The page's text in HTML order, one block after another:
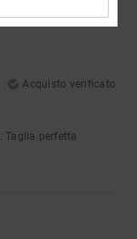
Acquisto verificato
: Taglia perfetta